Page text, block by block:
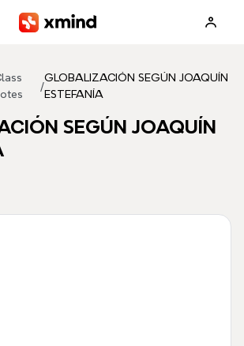
/
GLOBALIZACIÓN SEGÚN JOAQUÍN
ESTEFANÍA
SEGÚN JOAQUÍN